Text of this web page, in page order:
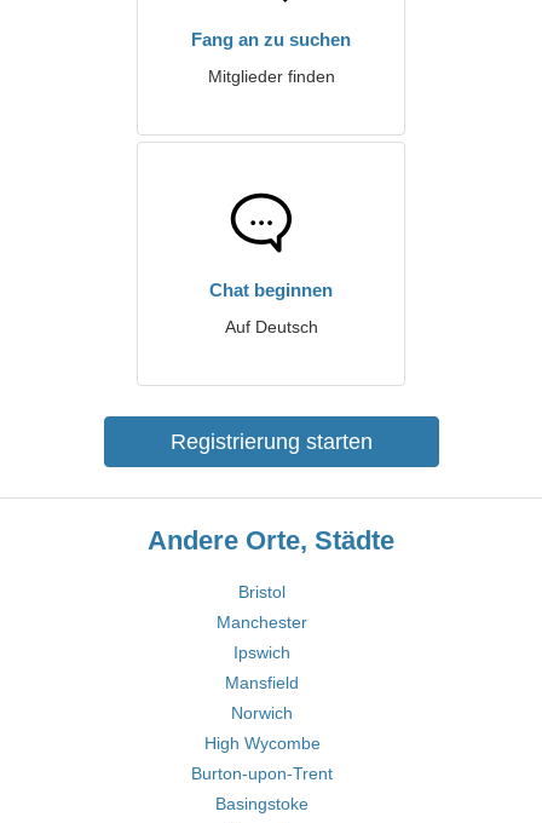
Fang an zu suchen
Mitglieder finden
Chat beginnen
Auf Deutsch
Registrierung starten
Andere Orte, Städte
Bristol
Manchester
Ipswich
Mansfield
Norwich
High Wycombe
Burton-upon-Trent
Basingstoke